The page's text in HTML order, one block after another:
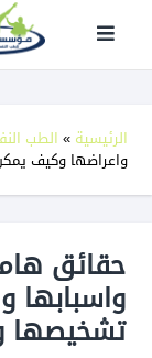
الرئيسية »الطب
واعراضها وكيف
حقائق
واسبابها
تشخيصها